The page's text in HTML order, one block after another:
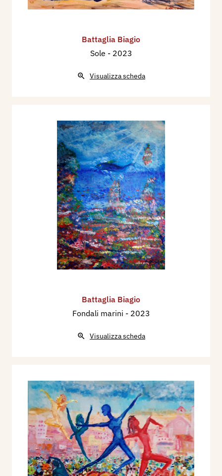
Battaglia Biagio
Sole - 2023
Visualizza scheda
Battaglia Biagio
Fondali marini - 2023
Visualizza scheda